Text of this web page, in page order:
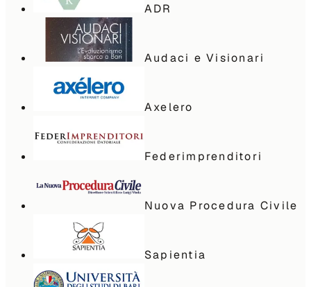
ADR
Audaci e Visionari
Axelero
Federimprenditori
Nuova Procedura Civile
Sapientia